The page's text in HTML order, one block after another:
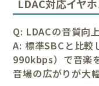
LDAC対応イヤ
Q: LDACの音質向
A: 標準SBCと比較
990kbps）で音楽
音場の広がりが大